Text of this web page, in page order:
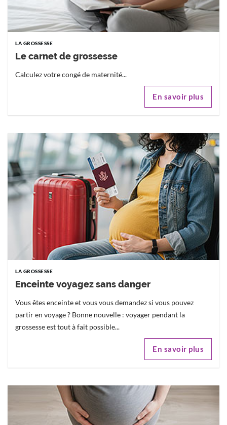
LA GROSSESSE
Le carnet de grossesse
Calculez votre congé de maternité...
En savoir plus
LA GROSSESSE
Enceinte voyagez sans danger
Vous êtes enceinte et vous vous demandez si vous pouvez
partir en voyage ? Bonne nouvelle : voyager pendant la
grossesse est tout à fait possible...
En savoir plus